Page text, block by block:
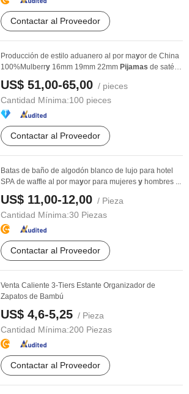
Contactar al Proveedor
Producción de estilo aduanero al por mayor de China
100%Mulberry 16mm 19mm 22mm Pijamas de satén
US$ 51,00-65,00 / pieces
Cantidad Mínima:100 pieces
Contactar al Proveedor
Batas de baño de algodón blanco de lujo para hotel
SPA de waffle al por mayor para mujeres y hombres ...
US$ 11,00-12,00 / Pieza
Cantidad Mínima:30 Piezas
Contactar al Proveedor
Venta Caliente 3-Tiers Estante Organizador de
Zapatos de Bambú
US$ 4,6-5,25 / Pieza
Cantidad Mínima:200 Piezas
Contactar al Proveedor